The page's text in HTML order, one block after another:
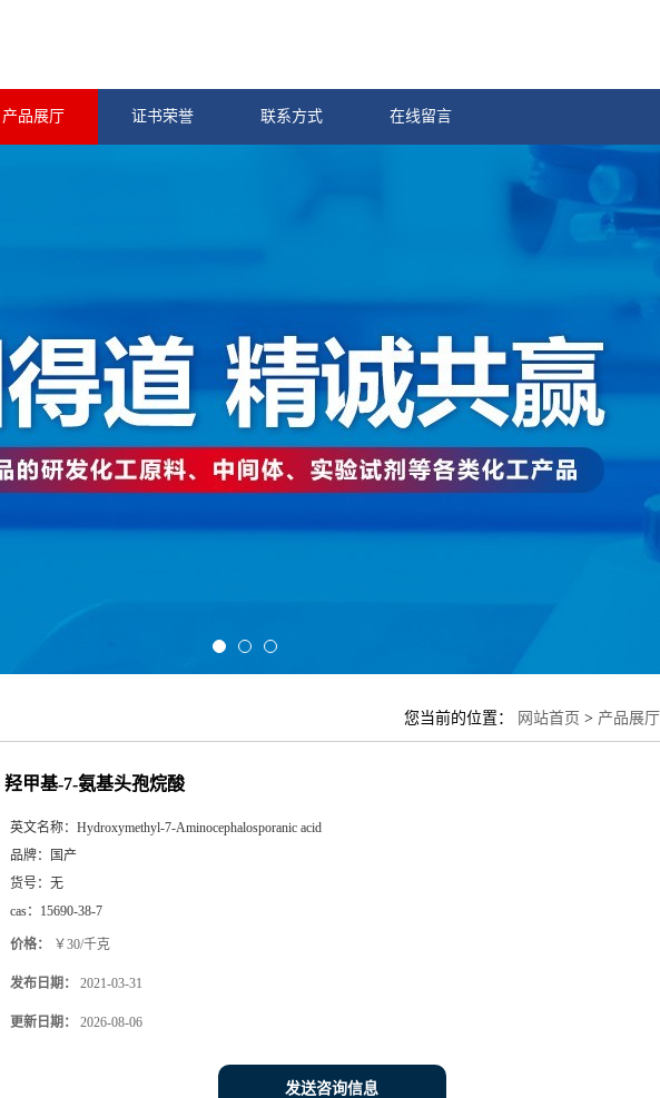
产品展厅 证书荣誉 联系方式 在线留言
您当前的位置： 网站首页 > 产品展厅
羟甲基-7-氨基头孢烷酸
英文名称： Hydroxymethyl-7-Aminocephalosporanic acid
品牌：
国产
货号： 无
cas： 15690-38-7
价格： ￥30/千克
发布日期： 2021-03-31
更新日期： 2026-08-06
发送咨询信息